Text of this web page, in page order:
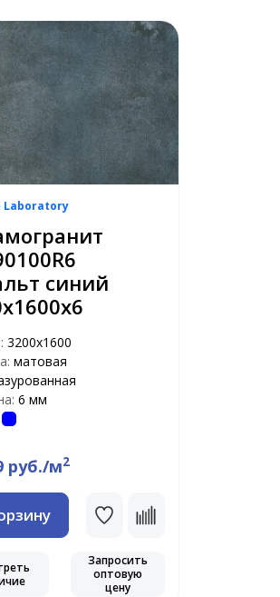
Laboratory
синий
3200x1600
матовая
6 мм
руб./м2
Запросить
оптовую
цену